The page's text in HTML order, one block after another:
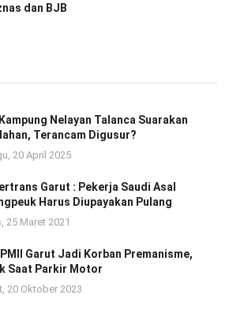
dan BJB
Nelayan Talanca Suarakan
Terancam Digusur?
20 April 2025
Garut : Pekerja Saudi Asal
Harus Diupayakan Pulang
25 Maret 2021
Garut Jadi Korban Premanisme,
Saat Parkir Motor
20 Oktober 2023